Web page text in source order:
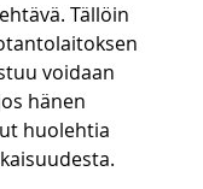
Tällöin
voidaan
hänen
huolehtia